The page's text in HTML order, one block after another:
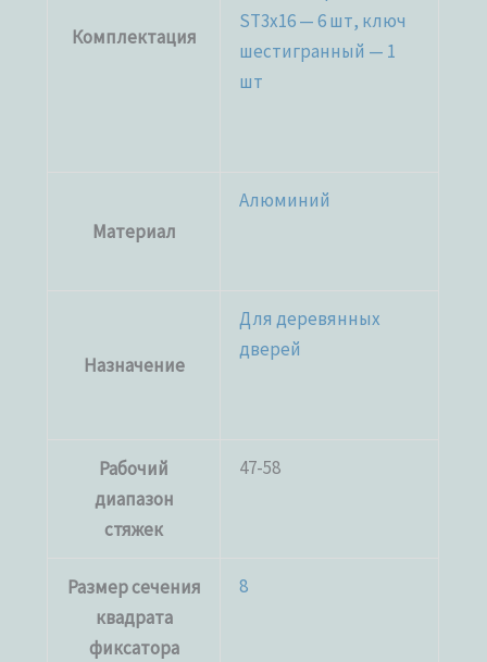
Комплектация
ST3x16 — 6 шт, ключ
шестигранный — 1
шт
Материал
Алюминий
Назначение
Для деревянных
дверей
Рабочий
диапазон
стяжек
47-58
Размер сечения
квадрата
фиксатора
8